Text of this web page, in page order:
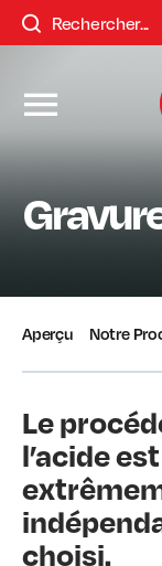
Aperçu Notre
Le
l’acide
choisi.